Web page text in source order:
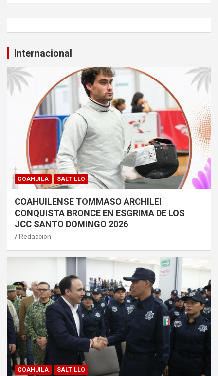
Internacional
COAHUILA SALTILLO
COAHUILENSE TOMMASO ARCHILEI
CONQUISTA BRONCE EN ESGRIMA DE LOS
JCC SANTO DOMINGO 2026
Redaccion
COAHUILA SALTILLO